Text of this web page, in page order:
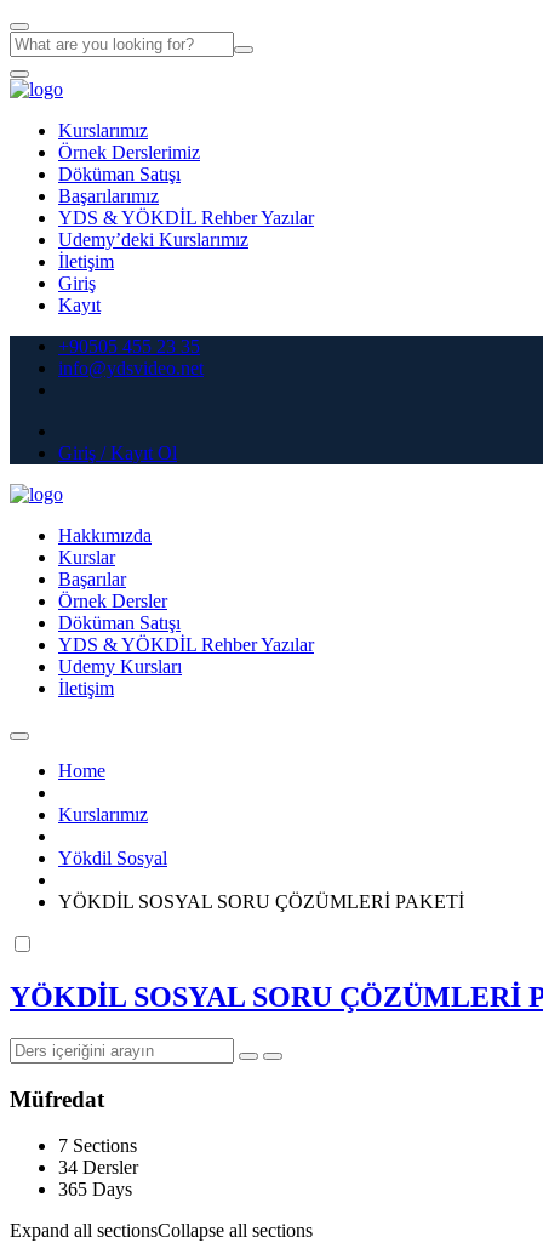
Kurslarımız
Örnek Derslerimiz
Döküman Satışı
Başarılarımız
YDS & YÖKDİL Rehber Yazılar
Udemy’deki Kurslarımız
İletişim
Giriş
Kayıt
+90505 455 23 35
info@ydsvideo.net
Giriş / Kayıt Ol
Hakkımızda
Kurslar
Başarılar
Örnek Dersler
Döküman Satışı
YDS & YÖKDİL Rehber Yazılar
Udemy Kursları
İletişim
Home
Kurslarımız
Yökdil Sosyal
YÖKDİL SOSYAL SORU ÇÖZÜMLERİ PAKETİ
YÖKDİL SOSYAL SORU ÇÖZÜMLERİ
Müfredat
7 Sections
34 Dersler
365 Days
Expand all sectionsCollapse all sections